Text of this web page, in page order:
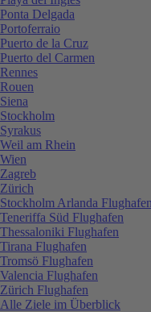
Ponta Delgada
Portoferraio
Puerto de la Cruz
Puerto del Carmen
Rennes
Rouen
Siena
Stockholm
Syrakus
Weil am Rhein
Wien
Zagreb
Zürich
Stockholm Arlanda Flughafen
Teneriffa Süd Flughafen
Thessaloniki Flughafen
Tirana Flughafen
Tromsö Flughafen
Valencia Flughafen
Zürich Flughafen
Alle Ziele im Überblick